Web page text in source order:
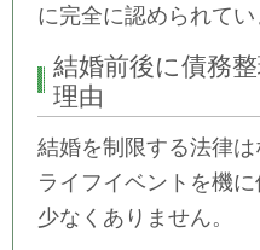
に完全に認められてい
結婚前後に債務
理由
結婚を制限する法律
ライフイベントを機
少なくありません。